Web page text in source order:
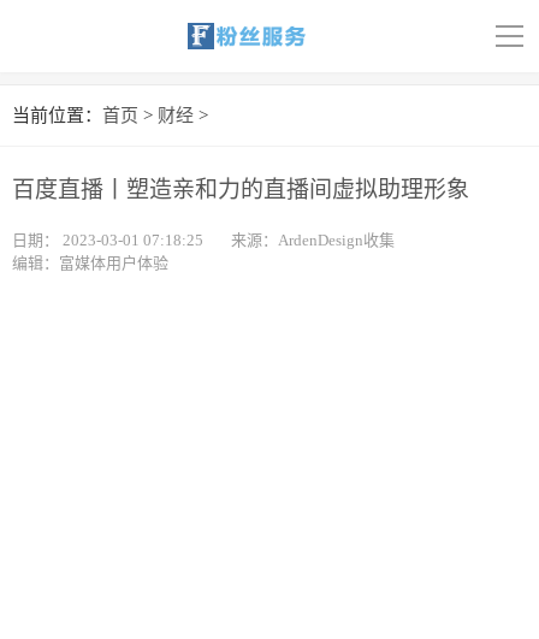
导
首页
汽车
当前位置： 首页 > 财经 >
百度直播丨塑造亲和力的直播间虚拟助理形象
日期： 2023-03-01 07:18:25
来源：ArdenDesign收集
编辑：富媒体用户体验